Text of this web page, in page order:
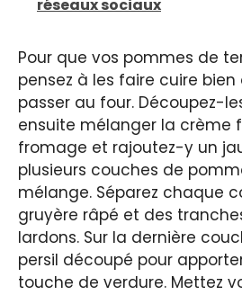
réseaux sociaux
Pour que vos pommes de
pensez à les faire cuire
passer au four. Découpez-
ensuite mélanger la crème
fromage et rajoutez-y un
plusieurs couches de
mélange. Séparez chaque
gruyère râpé et des
lardons. Sur la dernière
persil découpé pour
touche de verdure. Mettez